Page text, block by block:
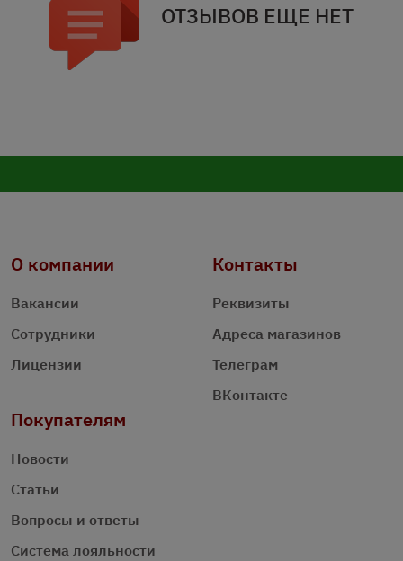
ОТЗЫВОВ ЕЩЕ НЕТ
О компании
Вакансии
Сотрудники
Лицензии
Контакты
Реквизиты
Адреса магазинов
Телеграм
ВКонтакте
Покупателям
Новости
Статьи
Вопросы и ответы
Система лояльности